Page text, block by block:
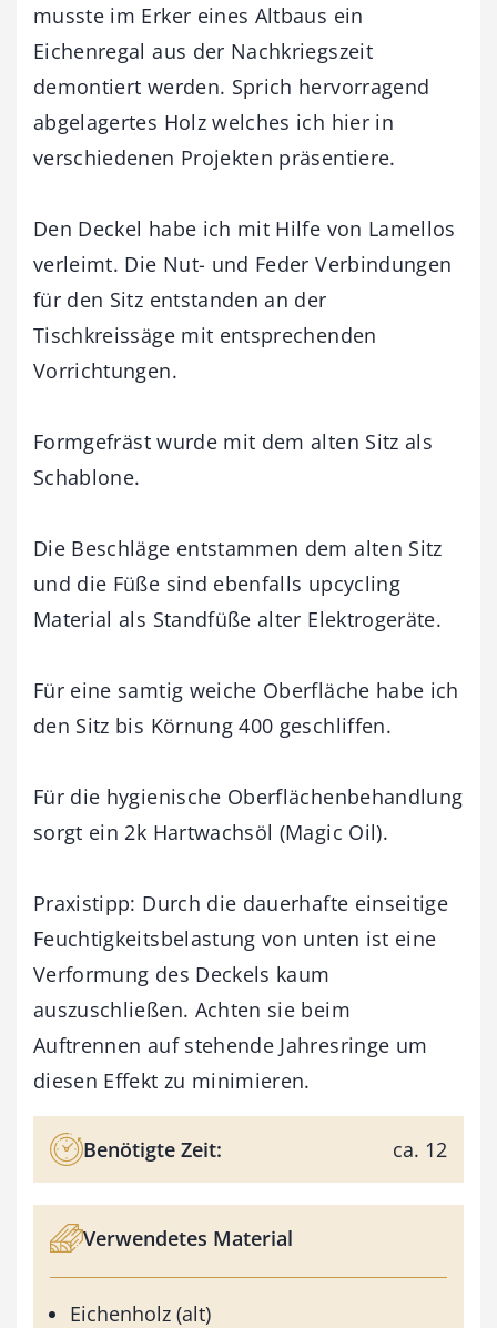
musste im Erker eines Altbaus ein
Eichenregal aus der Nachkriegszeit
demontiert werden. Sprich hervorragend
abgelagertes Holz welches ich hier in
verschiedenen Projekten präsentiere.
Den Deckel habe ich mit Hilfe von Lamellos
verleimt. Die Nut- und Feder Verbindungen
für den Sitz entstanden an der
Tischkreissäge mit entsprechenden
Vorrichtungen.
Formgefräst wurde mit dem alten Sitz als
Schablone.
Die Beschläge entstammen dem alten Sitz
und die Füße sind ebenfalls upcycling
Material als Standfüße alter Elektrogeräte.
Für eine samtig weiche Oberfläche habe ich
den Sitz bis Körnung 400 geschliffen.
Für die hygienische Oberflächenbehandlung
sorgt ein 2k Hartwachsöl (Magic Oil).
Praxistipp: Durch die dauerhafte einseitige
Feuchtigkeitsbelastung von unten ist eine
Verformung des Deckels kaum
auszuschließen. Achten sie beim
Auftrennen auf stehende Jahresringe um
diesen Effekt zu minimieren.
Benötigte Zeit: ca. 12
Verwendetes Material
Eichenholz (alt)